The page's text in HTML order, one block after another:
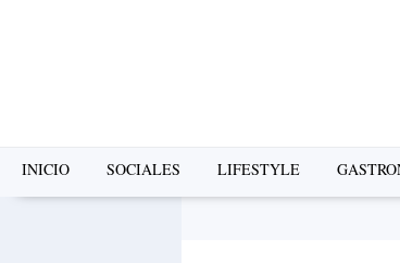
INICIO SOCIALES LIFESTYLE